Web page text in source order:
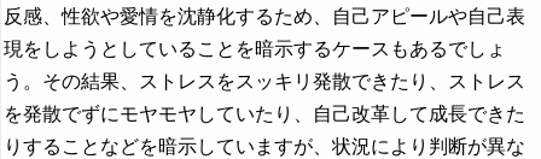
反感、性欲や愛情を沈静化するため、自己アピールや自己表
現をしようとしていることを暗示するケースもあるでしょ
う。その結果、ストレスをスッキリ発散できたり、ストレス
を発散でずにモヤモヤしていたり、自己改革して成長できた
りすることなどを暗示していますが、状況により判断が異な